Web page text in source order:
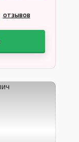
отзывов